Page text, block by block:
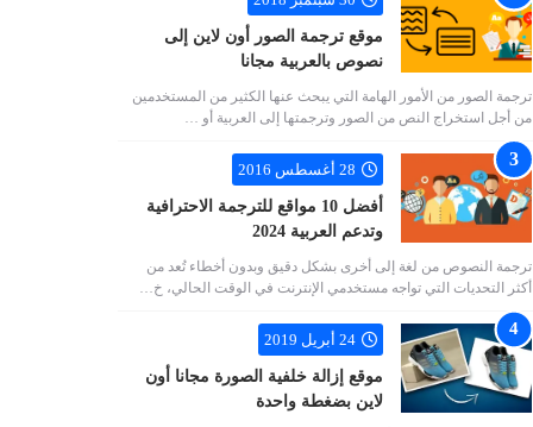
موقع ترجمة الصور أون لاين إلى
نصوص بالعربية مجانا
ترجمة الصور من الأمور الهامة التي يبحث عنها الكثير من المستخدمين
من أجل استخراج النص من الصور وترجمتها إلى العربية أو …
28 أغسطس 2016
أفضل 10 مواقع للترجمة الاحترافية
وتدعم العربية 2024
ترجمة النصوص من لغة إلى أخرى بشكل دقيق وبدون أخطاء تُعد من
أكثر التحديات التي تواجه مستخدمي الإنترنت في الوقت الحالي، خ…
24 أبريل 2019
موقع إزالة خلفية الصورة مجانا أون
لاين بضغطة واحدة